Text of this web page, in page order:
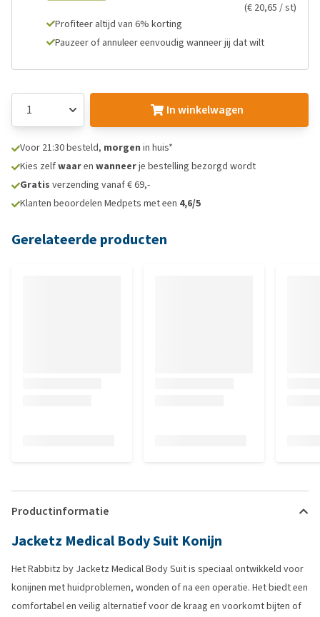
(€ 20,65 / st)
Profiteer altijd van 6% korting
Pauzeer of annuleer eenvoudig wanneer jij dat wilt
In winkelwagen
Voor 21:30 besteld, morgen in huis*
Kies zelfwaaren wanneerje bestelling bezorgd wordt
Gratis verzending vanaf € 69,-
Klanten beoordelen Medpets met een 4,6/5
Gerelateerde producten
Productinformatie
Jacketz Medical Body Suit Konijn
Het Rabbitz by Jacketz Medical Body Suit is speciaal ontwikkeld voor
konijnen met huidproblemen, wonden of na een operatie. Het biedt een
comfortabel en veilig alternatief voor de kraag en voorkomt bijten of